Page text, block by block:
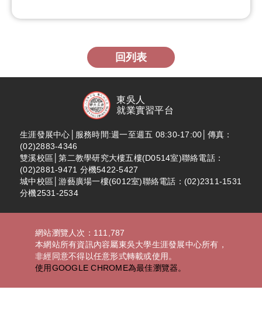
回列表
東吳人
就業實習平台
生涯發展中心│服務時間:週一至週五 08:30-17:00│傳真：
(02)2883-4346
雙溪校區│第二教學研究大樓五樓(D0514室)聯絡電話：
(02)2881-9471 分機5422-5427
城中校區│游藝廣場一樓(6012室)聯絡電話：(02)2311-1531
分機2531-2534
網站瀏覽人次：111,787
本網站所有資訊內容屬東吳大學生涯發展中心所有，
非經同意不得以任意形式轉載或使用。
使用GOOGLE CHROME為最佳瀏覽器。